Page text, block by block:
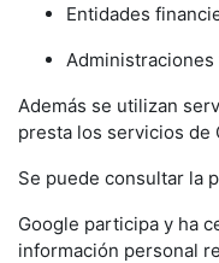
Entidades
Administraciones
Además se utilizan
presta los servicios de
Se puede consultar la
Google participa y ha
información personal